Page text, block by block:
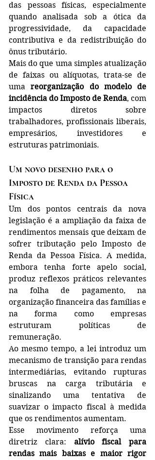
das pessoas físicas, especialmente
quando analisada sob a ótica da
progressividade, da capacidade
contributiva e da redistribuição do
ônus tributário.
Mais do que uma simples atualização
de faixas ou alíquotas, trata-se de
uma reorganização do modelo de
incidência do Imposto de Renda, com
impactos diretos sobre
trabalhadores, profissionais liberais,
empresários, investidores e
estruturas patrimoniais.
Um novo desenho para o
Imposto de Renda da Pessoa
Física
Um dos pontos centrais da nova
legislação é a ampliação da faixa de
rendimentos mensais que deixam de
sofrer tributação pelo Imposto de
Renda da Pessoa Física. A medida,
embora tenha forte apelo social,
produz reflexos práticos relevantes
na folha de pagamento, na
organização financeira das famílias e
na forma como empresas
estruturam políticas de
remuneração.
Ao mesmo tempo, a lei introduz um
mecanismo de transição para rendas
intermediárias, evitando rupturas
bruscas na carga tributária e
sinalizando uma tentativa de
suavizar o impacto fiscal à medida
que os rendimentos aumentam.
Esse movimento reforça uma
diretriz clara: alívio fiscal para
rendas mais baixas e maior rigor